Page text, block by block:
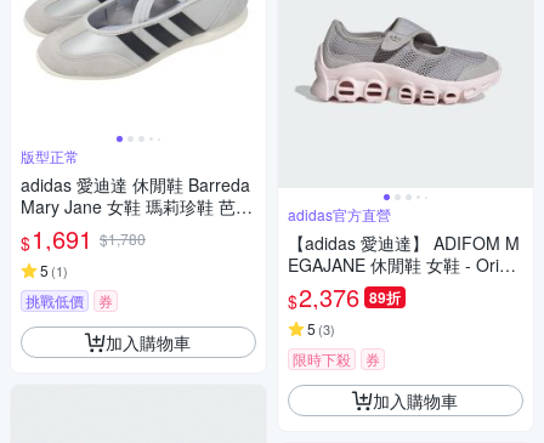
版型正常
adidas 愛迪達 休閒鞋 Barreda
Mary Jane 女鞋 瑪莉珍鞋 芭蕾
風 銀 薄底 HP3520
$1,691 $1,780
5 (1)
挑戰低價 券
加入購物車
adidas官方直營
【adidas 愛迪達】 ADIFOM M
EGAJANE 休閒鞋 女鞋 - Origin
als JP8116
$2,376 89折
5 (3)
限時下殺 券
加入購物車